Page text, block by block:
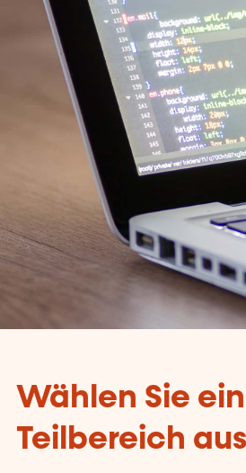
Wählen Sie
Teilbereich aus